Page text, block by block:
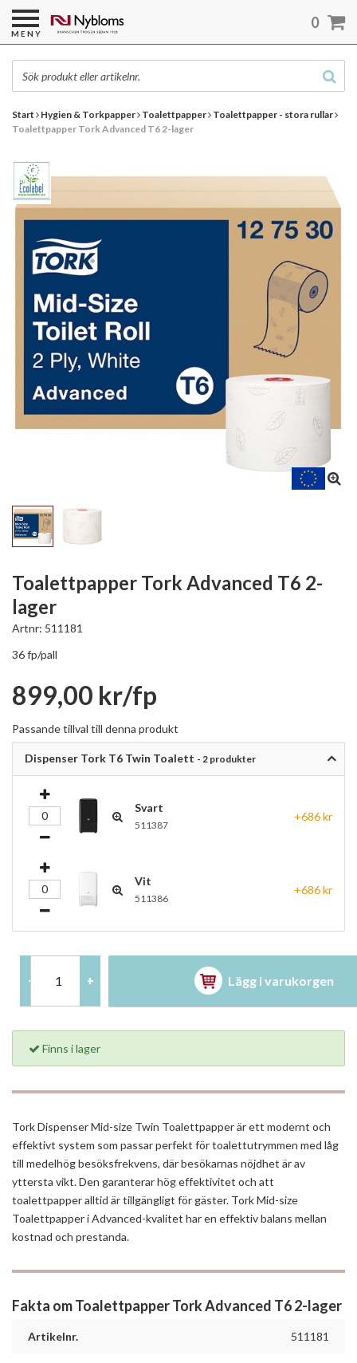
Start Hygien & Torkpapper Toalettpapper Toalettpapper - stora rullar
Toalettpapper Tork Advanced T6 2-lager
Toalettpapper Tork Advanced T6 2-
lager
Artnr: 511181
36 fp/pall
899,00 kr/fp
Passande tillval till denna produkt
Dispenser Tork T6 Twin Toalett - 2 produkter
Svart
511387
+686 kr
Vit
511386
+686 kr
- + Lägg i varukorgen
Finns i lager
Tork Dispenser Mid-size Twin Toalettpapper är ett modernt och
effektivt system som passar perfekt för toalettutrymmen med låg
till medelhög besöksfrekvens, där besökarnas nöjdhet är av
yttersta vikt. Den garanterar hög effektivitet och att
toalettpapper alltid är tillgängligt för gäster. Tork Mid-size
Toalettpapper i Advanced-kvalitet har en effektiv balans mellan
kostnad och prestanda.
Fakta om Toalettpapper Tork Advanced T6 2-lager
Artikelnr. 511181
MENY
0